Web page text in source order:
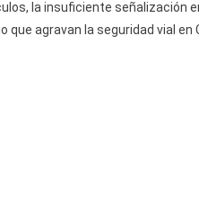
la insuficiente señalización
agravan la seguridad vial en